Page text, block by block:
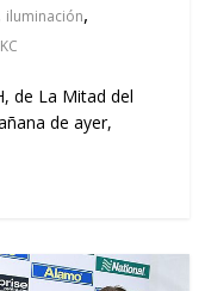
iluminación,
de La Mitad del
de ayer,